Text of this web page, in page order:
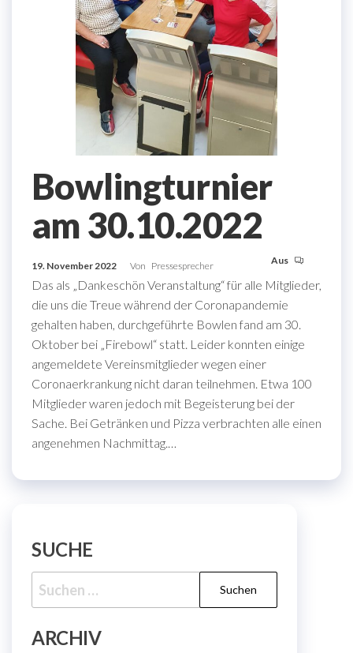
Bowlingturnier
am 30.10.2022
19. November 2022 Von Pressesprecher Aus
Das als „Dankeschön Veranstaltung“ für alle Mitglieder,
die uns die Treue während der Coronapandemie
gehalten haben, durchgeführte Bowlen fand am 30.
Oktober bei „Firebowl“ statt. Leider konnten einige
angemeldete Vereinsmitglieder wegen einer
Coronaerkrankung nicht daran teilnehmen. Etwa 100
Mitglieder waren jedoch mit Begeisterung bei der
Sache. Bei Getränken und Pizza verbrachten alle einen
angenehmen Nachmittag.…
SUCHE
Suche
nach:
ARCHIV